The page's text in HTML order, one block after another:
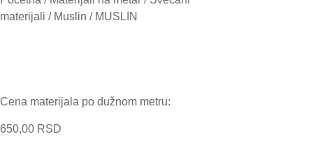
materijali / Muslin / MUSLIN
Cena materijala po dužnom metru:
650,00 RSD